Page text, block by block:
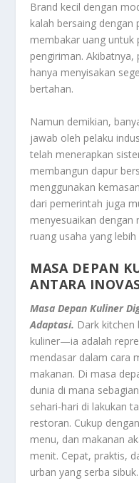
Brand kecil dengan
kalah bersaing
membakar uang untuk
pengiriman.
hanya menyisakan
bertahan.
Namun demikian,
jawab oleh pelaku
telah menerapkan
membangun dapur
menggunakan
dari pemerintah juga
menyesuaikan dengan
ruang usaha yang
MASA DEPAN
ANTARA
Masa Depan Kuliner
Adaptasi. Dark kitchen
kuliner—ia adalah
mendasar dalam cara
makanan. Di masa
dunia di mana
sehari-hari di lakukan
restoran. Cukup
menu, dan makanan
menit. Cepat, praktis,
urban yang serba sibuk.